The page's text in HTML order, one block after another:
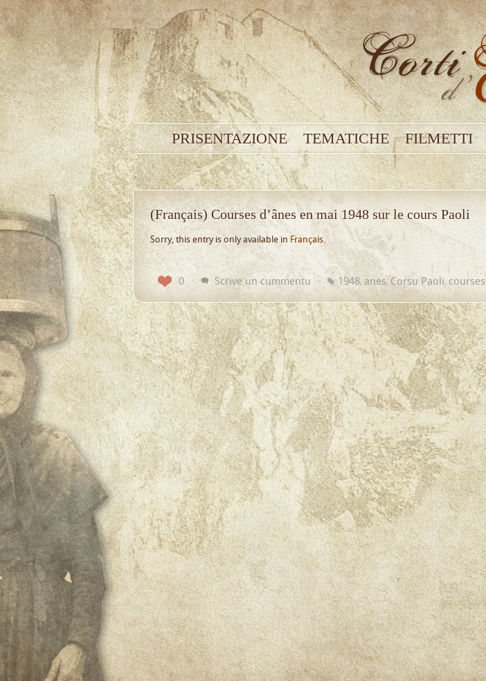
PRISENTAZIONE TEMATICHE FILMETTI
(Français) Courses d’ânes en mai 1948 sur le cours Paoli
Sorry, this entry is only available in Français.
0 Scrive un cummentu 1948, anes, Corsu Paoli, courses